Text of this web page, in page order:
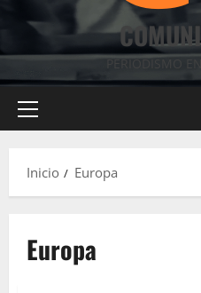
PERIODISMO
Menú
Inicio Europa
Europa